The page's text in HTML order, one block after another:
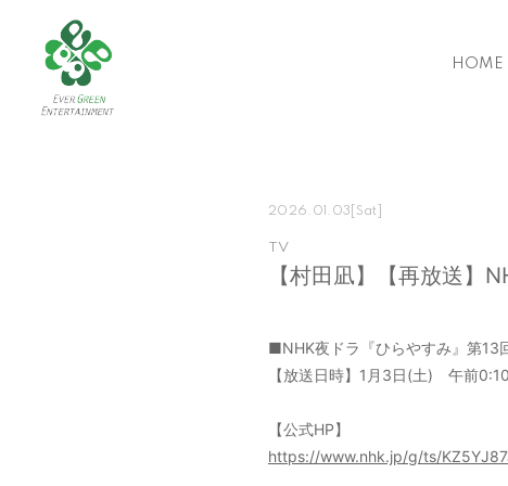
HOME
2026.01.03 [Sat]
TV
【村田凪】【再放送】
■NHK夜ドラ『ひらやすみ』第13
【放送日時】1月3日(土) 午前
【公式HP】
https://www.nhk.jp/g/ts/